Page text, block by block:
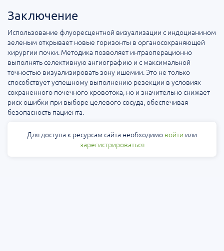
Заключение
Использование флуоресцентной визуализации с индоцианином
зеленым открывает новые горизонты в органосохраняющей
хирургии почки. Методика позволяет интраоперационно
выполнять селективную ангиографию и с максимальной
точностью визуализировать зону ишемии. Это не только
способствует успешному выполнению резекции в условиях
сохраненного почечного кровотока, но и значительно снижает
риск ошибки при выборе целевого сосуда, обеспечивая
безопасность пациента.
Для доступа к ресурсам сайта необходимо войти или
зарегистрироваться